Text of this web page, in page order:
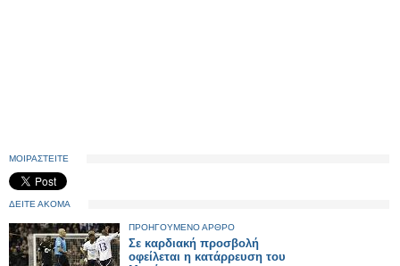
ΜΟΙΡΑΣΤΕΙΤΕ
ΔΕΙΤΕ ΑΚΟΜΑ
ΠΡΟΗΓΟΥΜΕΝΟ ΑΡΘΡΟ
Σε καρδιακή προσβολή
οφείλεται η κατάρρευση του